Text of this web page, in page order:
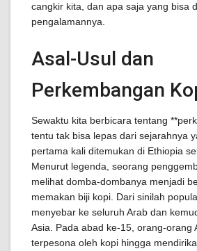
cangkir kita, dan apa saja yang bisa
pengalamannya.
Asal-Usul dan
Perkembangan
Sewaktu kita berbicara tentang
tentu tak bisa lepas dari sejarahnya
pertama kali ditemukan di Ethiopia
Menurut legenda, seorang
melihat domba-dombanya menjadi
memakan biji kopi. Dari sinilah
menyebar ke seluruh Arab dan
Asia. Pada abad ke-15, orang-orang
terpesona oleh kopi hingga